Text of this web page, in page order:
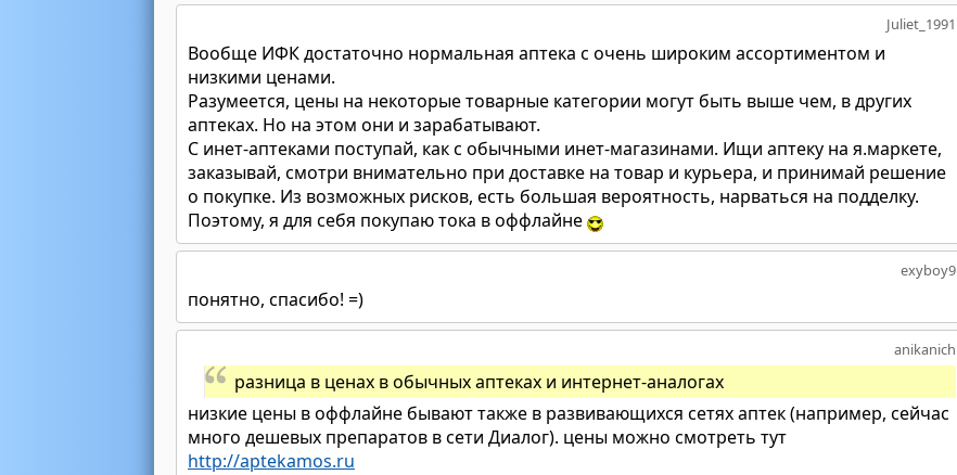
Juliet_1991
Вообще ИФК достаточно нормальная аптека с очень широким ассортиментом и
низкими ценами.
Разумеется, цены на некоторые товарные категории могут быть выше чем, в других
аптеках. Но на этом они и зарабатывают.
С инет-аптеками поступай, как с обычными инет-магазинами. Ищи аптеку на я.маркете,
заказывай, смотри внимательно при доставке на товар и курьера, и принимай решение
о покупке. Из возможных рисков, есть большая вероятность, нарваться на подделку.
Поэтому, я для себя покупаю тока в оффлайне
exyboy9
понятно, спасибо! =)
anikanich
разница в ценах в обычных аптеках и интернет-аналогах
низкие цены в оффлайне бывают также в развивающихся сетях аптек (например, сейчас
много дешевых препаратов в сети Диалог). цены можно смотреть тут
http://aptekamos.ru